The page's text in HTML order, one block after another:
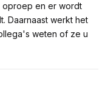
oproep en er wordt
Daarnaast werkt het
weten of ze u